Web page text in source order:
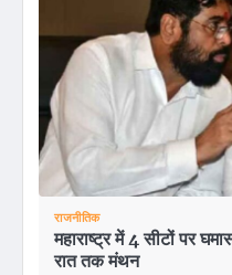
राजनीतिक
महाराष्ट्र में 4 सीटों पर
रात तक मंथन